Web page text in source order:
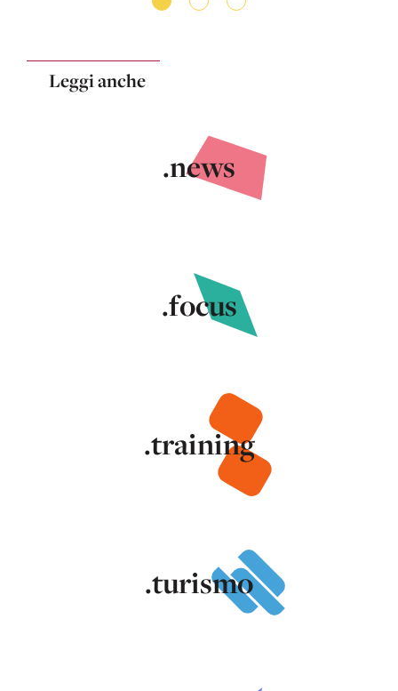
Leggi anche
.news
.focus
.training
.turismo